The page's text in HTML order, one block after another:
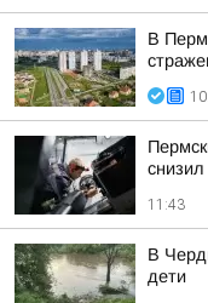
В
11:43
В
дети